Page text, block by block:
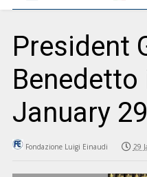
President
January
Fondazione Luigi Einaudi 29